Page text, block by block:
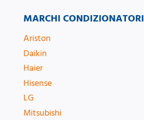
MARCHI CONDIZIONATORI
Ariston
Daikin
Haier
Hisense
LG
Mitsubishi